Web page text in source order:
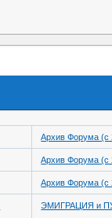
Архив Форума (с
Архив Форума (с
Архив Форума (с
ЭМИГРАЦИЯ и